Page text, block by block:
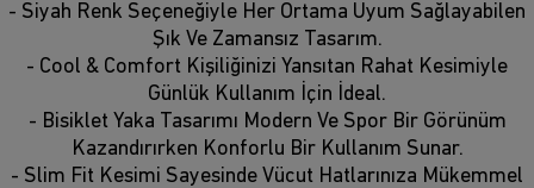
- Siyah Renk Seçeneğiyle Her Ortama Uyum Sağlayabilen
Şık Ve Zamansız Tasarım.
- Cool & Comfort Kişiliğinizi Yansıtan Rahat Kesimiyle
Günlük Kullanım İçin İdeal.
- Bisiklet Yaka Tasarımı Modern Ve Spor Bir Görünüm
Kazandırırken Konforlu Bir Kullanım Sunar.
- Slim Fit Kesimi Sayesinde Vücut Hatlarınıza Mükemmel